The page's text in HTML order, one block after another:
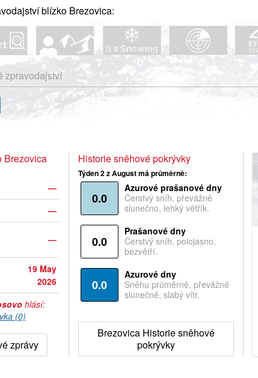
blízko Brezovica:
zpravodajství
Brezovica
—
—
—
19 May
2026
hlásí:
(0)
zprávy
Historie sněhové pokrývky
Týden 2 z August má průměrně:
0.0
Azurové prašanové dny
Čerstvý sníh, převážně
slunečno, lehký větřík.
0.0
Prašanové dny
Čerstvý sníh, polojasno,
bezvětří.
0.0
Azurové dny
Sněhu průměrně, převážně
slunečně, slabý vítr.
Brezovica Historie sněhové
pokrývky